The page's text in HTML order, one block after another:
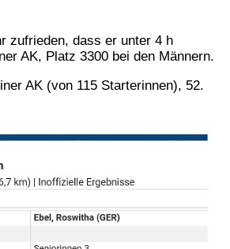
zufrieden, dass er unter 4 h
AK, Platz 3300 bei den Männern.
AK (von 115 Starterinnen), 52.